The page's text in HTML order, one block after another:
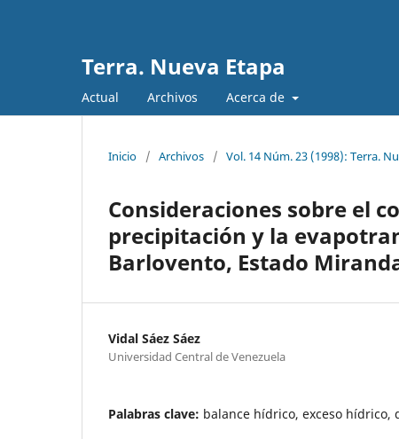
Terra. Nueva Etapa
Actual Archivos Acerca de
Inicio / Archivos / Vol. 14 Núm. 23 (1998): Terra.
Consideraciones sobre el
precipitación y la
Barlovento, Estado
Vidal Sáez Sáez
Universidad Central de Venezuela
Palabras clave: balance hídrico, exceso hídrico,